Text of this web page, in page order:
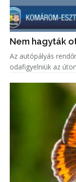
Nem hagyták
Az autópályás
odafigyelniük az